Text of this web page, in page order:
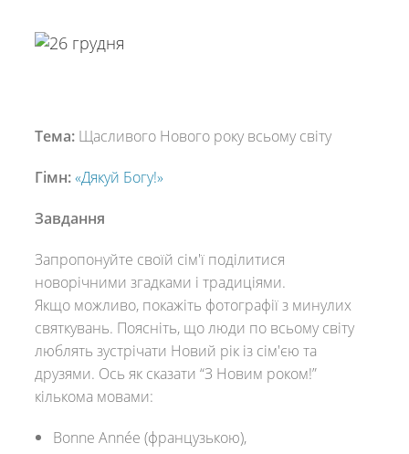
Тема:Щасливого Нового року всьому світу
Гімн:«Дякуй Богу!»
Завдання
Запропонуйте своїй сім'ї поділитися
новорічними згадками і традиціями.
Якщо можливо, покажіть фотографії з минулих
святкувань. Поясніть, що люди по всьому світу
люблять зустрічати Новий рік із сім'єю та
друзями. Ось як сказати “З Новим роком!”
кількома мовами:
Bonne Année (французькою),